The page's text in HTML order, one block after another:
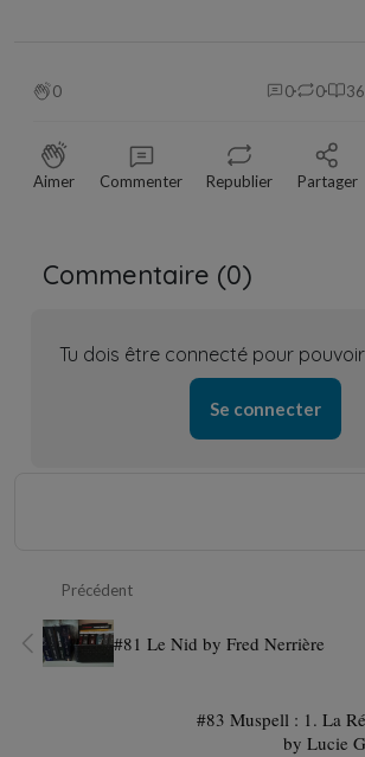
0 0 0
Aimer Commenter Republier Partager
Commentaire (0)
Tu dois être connecté pour
Se connecter
Précédent
#81 Le Nid by Fred Nerrière
#83 Muspell : 1. La
by Lucie